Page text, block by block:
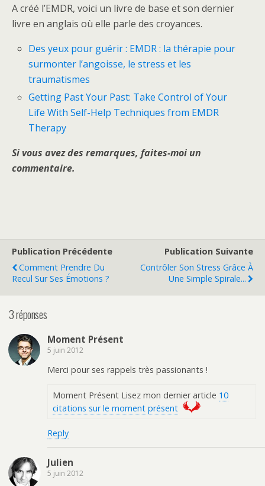
A créé l’EMDR, voici un livre de base et son dernier
livre en anglais où elle parle des croyances.
Des yeux pour guérir : EMDR : la thérapie pour
surmonter l’angoisse, le stress et les
traumatismes
Getting Past Your Past: Take Control of Your
Life With Self-Help Techniques from EMDR
Therapy
Si vous avez des remarques, faites-moi un
commentaire.
Publication Précédente
Comment Prendre Du
Recul Sur Ses Émotions ?
Publication Suivante
Contrôler Son Stress Grâce À
Une Simple Spirale...
3 réponses
Moment Présent
5 juin 2012
Merci pour ses rappels très passionants !
Moment Présent Lisez mon dernier article 10
citations sur le moment présent
Reply
Julien
5 juin 2012